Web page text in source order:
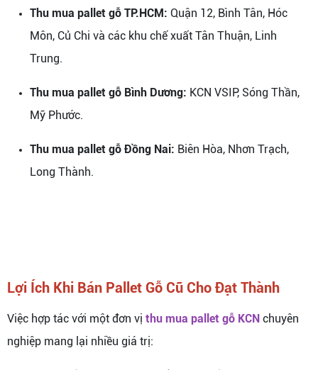
Thu mua pallet gỗ TP.HCM: Quận 12, Bình Tân, Hóc
Môn, Củ Chi và các khu chế xuất Tân Thuận, Linh
Trung.
Thu mua pallet gỗ Bình Dương: KCN VSIP, Sóng Thần,
Mỹ Phước.
Thu mua pallet gỗ Đồng Nai: Biên Hòa, Nhơn Trạch,
Long Thành.
Lợi Ích Khi Bán Pallet Gỗ Cũ Cho Đạt Thành
Việc hợp tác với một đơn vị thu mua pallet gỗ KCN chuyên
nghiệp mang lại nhiều giá trị: